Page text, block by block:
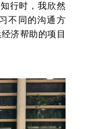
行时，我欣然
不同的沟通方
济帮助的项目